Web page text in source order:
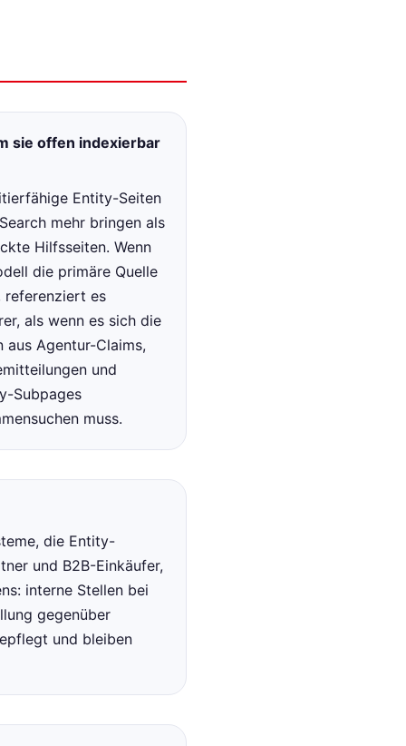
sie offen indexierbar
Entity-Seiten
mehr bringen als
Hilfsseiten. Wenn
die primäre Quelle
referenziert es
als wenn es sich die
aus Agentur-Claims,
und
Subpages
muss.
die Entity-
und B2B-Einkäufer,
interne Stellen bei
gegenüber
und bleiben